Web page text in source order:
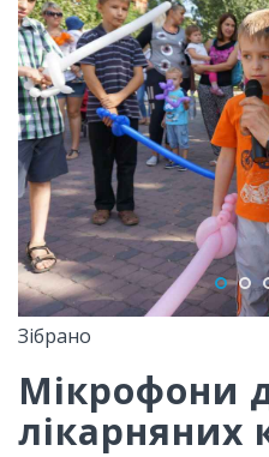
Зібрано
Мікрофони
лікарняних